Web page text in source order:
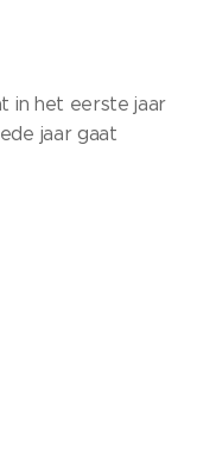
in het eerste jaar
jaar gaat